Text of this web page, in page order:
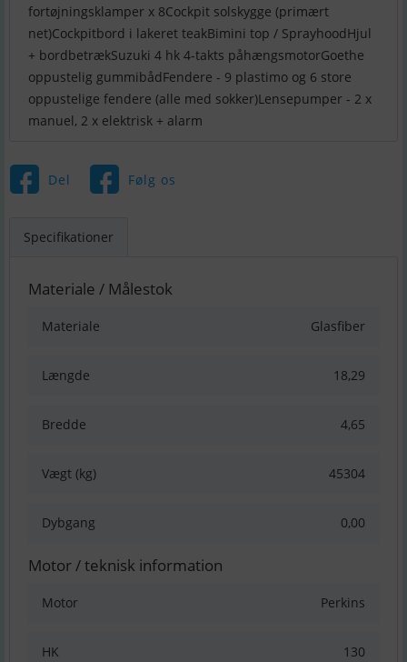
fortøjningsklamper x 8Cockpit solskygge (primært
net)Cockpitbord i lakeret teakBimini top / SprayhoodHjul
+ bordbetrækSuzuki 4 hk 4-takts påhængsmotorGoethe
oppustelig gummibådFendere - 9 plastimo og 6 store
oppustelige fendere (alle med sokker)Lensepumper - 2 x
manuel, 2 x elektrisk + alarm
Del Følg os
Specifikationer
Materiale / Målestok
Materiale Glasfiber
Længde 18,29
Bredde 4,65
Vægt (kg) 45304
Dybgang 0,00
Motor / teknisk information
Motor Perkins
HK 130